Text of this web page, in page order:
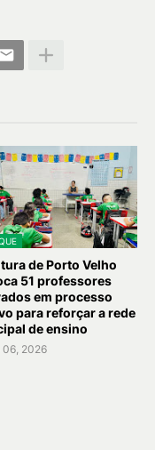
de Porto Velho
51 professores
em processo
para reforçar a rede
de ensino
06, 2026